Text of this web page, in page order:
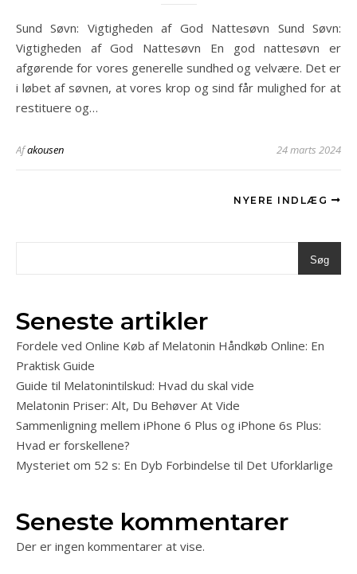
Sund Søvn: Vigtigheden af God Nattesøvn Sund Søvn:
Vigtigheden af God Nattesøvn En god nattesøvn er
afgørende for vores generelle sundhed og velvære. Det er
i løbet af søvnen, at vores krop og sind får mulighed for at
restituere og…
Afakousen 24 marts 2024
NYERE INDLÆG
Søg
Seneste artikler
Fordele ved Online Køb af Melatonin Håndkøb Online: En
Praktisk Guide
Guide til Melatonintilskud: Hvad du skal vide
Melatonin Priser: Alt, Du Behøver At Vide
Sammenligning mellem iPhone 6 Plus og iPhone 6s Plus:
Hvad er forskellene?
Mysteriet om 52 s: En Dyb Forbindelse til Det Uforklarlige
Seneste kommentarer
Der er ingen kommentarer at vise.